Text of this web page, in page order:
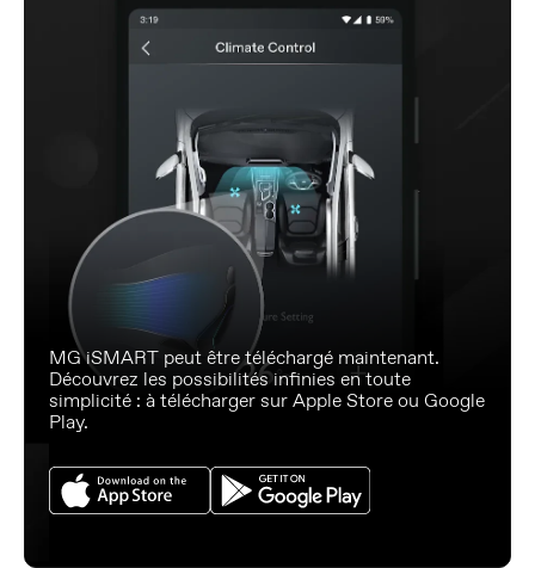
MG iSMART peut être téléchargé maintenant.
Découvrez les possibilités infinies en toute
simplicité : à télécharger sur Apple Store ou Google
Play.